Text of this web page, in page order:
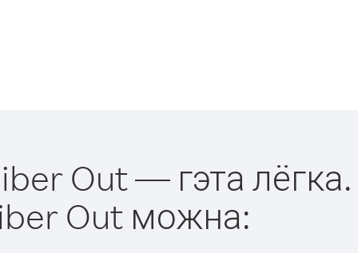
Out — гэта лёгка.
Out можна: